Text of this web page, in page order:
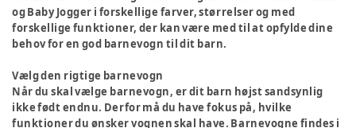
og Baby Jogger i forskellige farver, størrelser og med
forskellige funktioner, der kan være med til at opfylde dine
behov for en god barnevogn til dit barn.
Vælg den rigtige barnevogn
Når du skal vælge barnevogn, er dit barn højst sandsynlig
ikke født endnu. Derfor må du have fokus på, hvilke
funktioner du ønsker vognen skal have. Barnevogne findes i